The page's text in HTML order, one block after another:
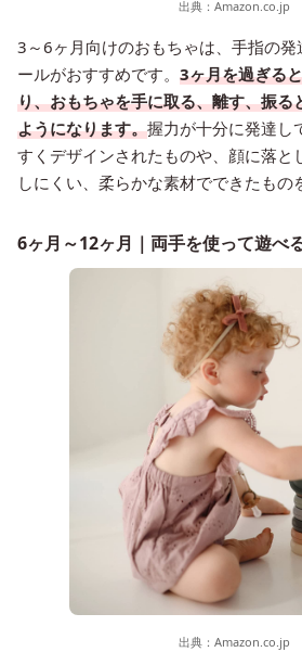
出典： Amazon.co.jp
3～6ヶ月向けのおもちゃは、手指の
ールがおすすめです。 3ヶ月を過ぎる
り、おもちゃを手に取る、離す、振る
ようになります。握力が十分に発達し
すくデザインされたものや、顔に落と
しにくい、柔らかな素材でできたもの
6ヶ月～12ヶ月｜両手を使って遊べ
出典： Amazon.co.jp